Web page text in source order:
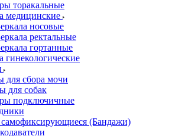
торакальные
медицинские
носовые
ректальные
гортанные
гинекологические
для сбора мочи
для собак
подключичные
(Бандажи)